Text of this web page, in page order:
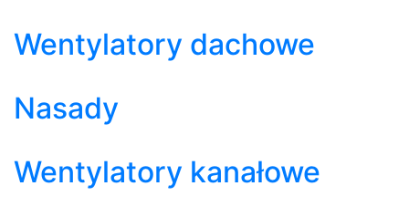
Wentylatory dachowe
Nasady
Wentylatory kanałowe